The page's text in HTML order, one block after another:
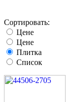
Сортировать:
Цене
Цене
Плитка
Список